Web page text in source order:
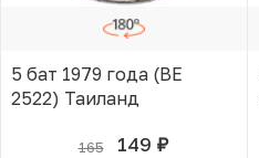
5 бат 1979 года (BE
2522) Таиланд
165 149 руб.
В КОРЗИНЕ